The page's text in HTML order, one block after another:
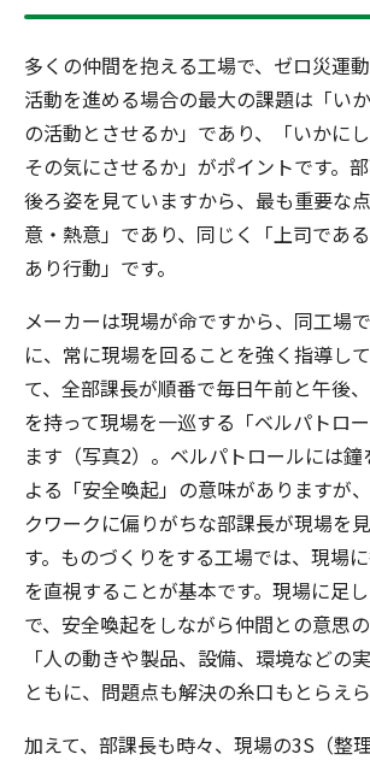
多くの仲間を抱える工場で、ゼロ災運
活動を進める場合の最大の課題は「い
の活動とさせるか」であり、「いかに
その気にさせるか」がポイントです。
後ろ姿を見ていますから、最も重要な
意・熱意」であり、同じく「上司であ
あり行動」です。
メーカーは現場が命ですから、同工場
に、常に現場を回ることを強く指導し
て、全部課長が順番で毎日午前と午後、
を持って現場を一巡する「ベルパトロ
ます（写真2）。ベルパトロールには
よる「安全喚起」の意味がありますが
クワークに偏りがちな部課長が現場を
す。ものづくりをする工場では、現場
を直視することが基本です。現場に足
で、安全喚起をしながら仲間との意思の
「人の動きや製品、設備、環境などの
ともに、問題点も解決の糸口もとらえら
加えて、部課長も時々、現場の3S（整